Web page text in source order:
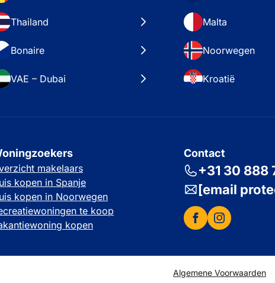
Thailand Malta
Bonaire Noorwegen
VAE – Dubai Kroatië
makelaars
kopen in Spanje
kopen in Noorwegen
te koop
kopen
Contact
+31 30 888
[email
Algemene Voorwaarden